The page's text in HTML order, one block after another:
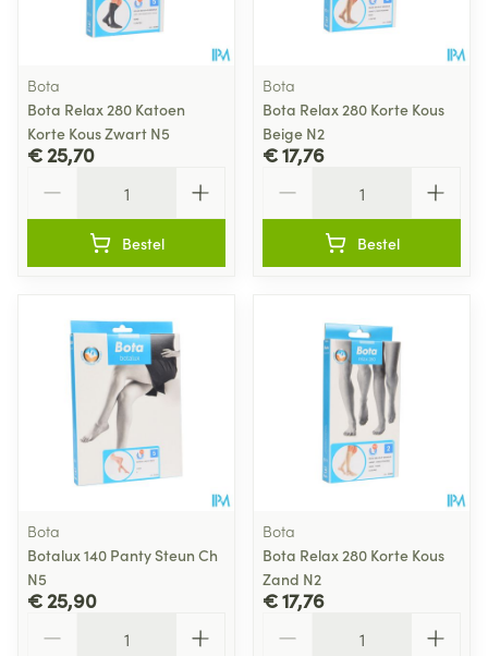
Bota
Bota Relax 280 Katoen
Korte Kous Zwart N5
€ 25,70
Bestel
Bota
Bota Relax 280 Korte Kous
Beige N2
€ 17,76
Bestel
Bota
Botalux 140 Panty Steun Ch
N5
€ 25,90
Bota
Bota Relax 280 Korte Kous
Zand N2
€ 17,76